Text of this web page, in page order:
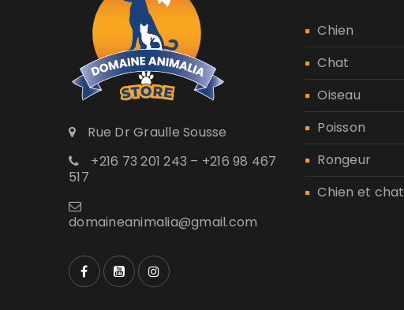
Rue Dr Graulle Sousse
+216 73 201 243 – +216 98 467
517
domaineanimalia@gmail.com
Chien
Chat
Oiseau
Poisson
Rongeur
Chien et chat